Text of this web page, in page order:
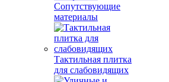
Сопутствующие
материалы
Тактильная плитка
для слабовидящих